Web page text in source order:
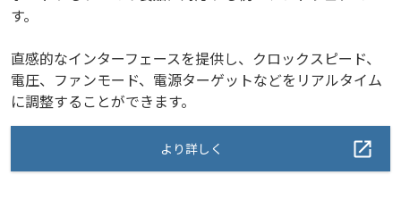
す。
直感的なインターフェースを提供し、クロックスピード、
電圧、ファンモード、電源ターゲットなどをリアルタイム
に調整することができます。
より詳しく